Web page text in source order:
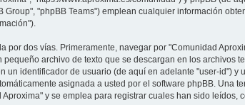
Group", "phpBB Teams") emplean cualquier información
por dos vías. Primeramente, navegar por "Comunidad
pequeño archivo de texto que se descargan en los archivos
un identificador de usuario (de aquí en adelante "user-id") y
asignada a usted por el software phpBB. Una
y se emplea para registrar cuales han sido leídos,